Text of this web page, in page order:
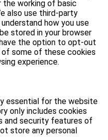
working of basic
also use third-party
how you use
stored in your browser
the option to opt-out
some of these cookies
experience.
essential for the website
only includes cookies
and security features of
store any personal